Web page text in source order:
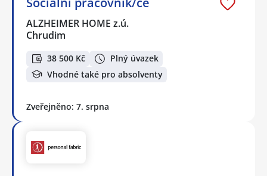
ALZHEIMER HOME z.ú.
Chrudim
38 500 Kč
Plný úvazek
Vhodné také pro absolventy
Zveřejněno: 7. srpna